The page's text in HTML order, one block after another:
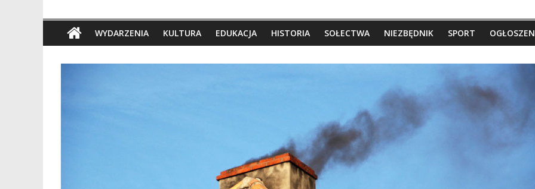
WYDARZENIA KULTURA EDUKACJA HISTORIA SOŁECTWA NIEZBĘDNIK SPORT